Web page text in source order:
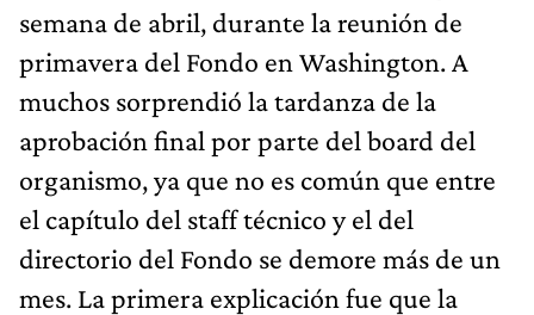
semana de abril, durante la reunión de
primavera del Fondo en Washington. A
muchos sorprendió la tardanza de la
aprobación final por parte del board del
organismo, ya que no es común que entre
el capítulo del staff técnico y el del
directorio del Fondo se demore más de un
mes. La primera explicación fue que la